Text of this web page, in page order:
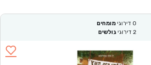
0 דירוגי מומחים
2 דירוגי גולשים